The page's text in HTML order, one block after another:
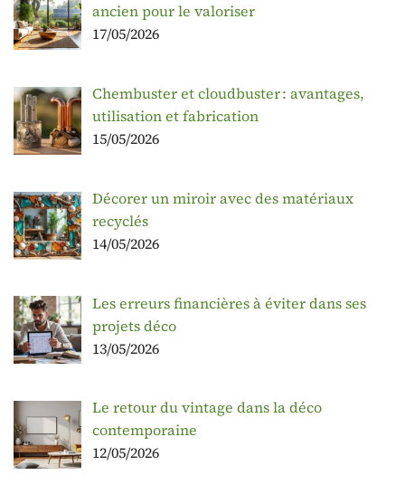
ancien pour le valoriser
17/05/2026
Chembuster et cloudbuster : avantages,
utilisation et fabrication
15/05/2026
Décorer un miroir avec des matériaux
recyclés
14/05/2026
Les erreurs financières à éviter dans ses
projets déco
13/05/2026
Le retour du vintage dans la déco
contemporaine
12/05/2026